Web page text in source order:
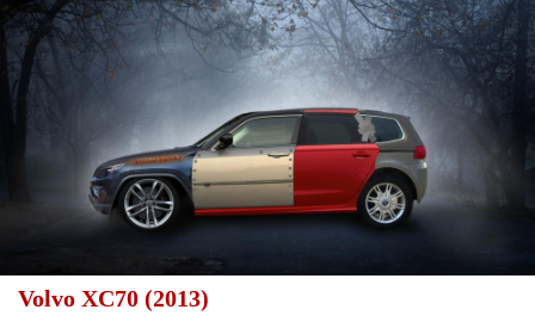
Volvo XC70 (2013)